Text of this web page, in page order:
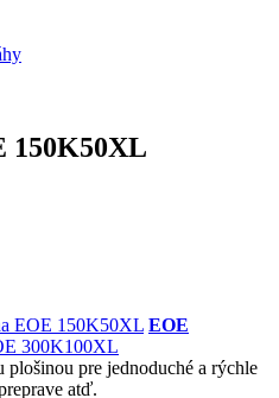
150K50XL
EOE 150K50XL EOE
300K100XL
pre jednoduché a rýchle
atď.